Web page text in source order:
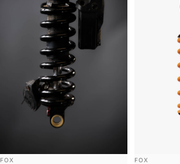
MARCA:
FOX MARCA:
FOX